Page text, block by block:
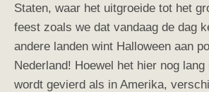
Staten, waar het uitgroeide tot het
feest zoals we dat vandaag de dag
andere landen wint Halloween aan
Nederland! Hoewel het hier nog
wordt gevierd als in Amerika,